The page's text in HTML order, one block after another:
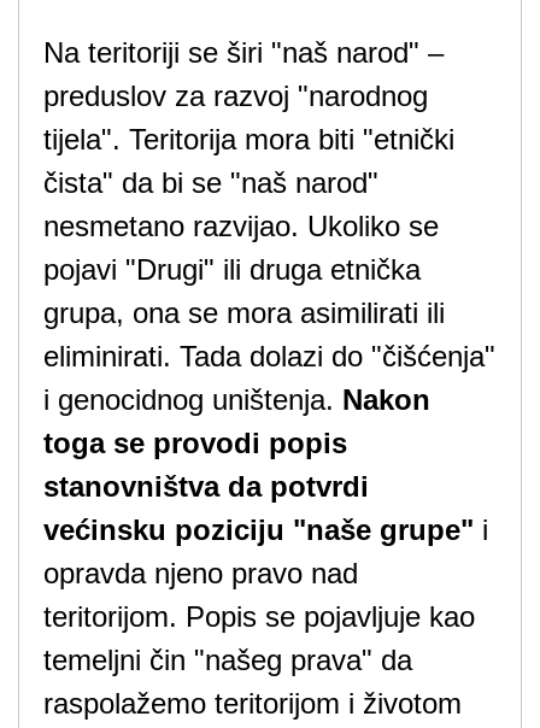
Na teritoriji se širi "naš narod" –
preduslov za razvoj "narodnog
tijela". Teritorija mora biti "etnički
čista" da bi se "naš narod"
nesmetano razvijao. Ukoliko se
pojavi "Drugi" ili druga etnička
grupa, ona se mora asimilirati ili
eliminirati. Tada dolazi do "čišćenja"
i genocidnog uništenja. Nakon
toga se provodi popis
stanovništva da potvrdi
većinsku poziciju "naše grupe" i
opravda njeno pravo nad
teritorijom. Popis se pojavljuje kao
temeljni čin "našeg prava" da
raspolažemo teritorijom i životom